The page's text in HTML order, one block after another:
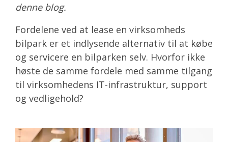
denne blog.
Fordelene ved at lease en virksomheds
bilpark er et indlysende alternativ til at købe
og servicere en bilparken selv. Hvorfor ikke
høste de samme fordele med samme tilgang
til virksomhedens IT-infrastruktur, support
og vedligehold?